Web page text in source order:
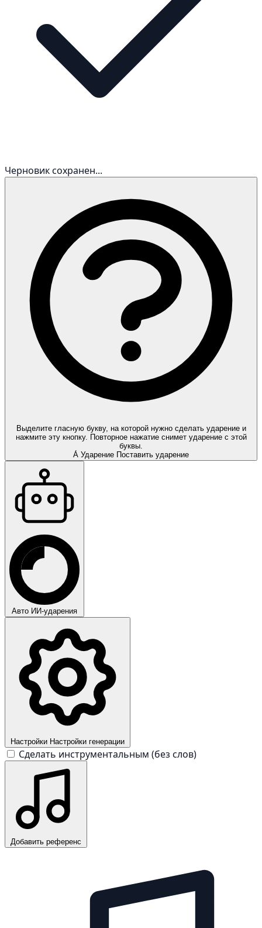
Черновик сохранен...
Выделите гласную букву, на которой нужно сделать ударение и
нажмите эту кнопку. Повторное нажатие снимет ударение с этой
буквы.
А́ Ударение Поставить ударение
Авто ИИ-ударения
Настройки Настройки генерации
Сделать инструментальным (без слов)
Добавить референс